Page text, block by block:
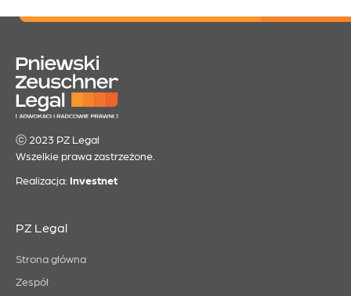
ⓒ 2023 PZ Legal
Wszelkie prawa zastrzeżone.
Realizacja: Investnet
PZ Legal
Strona główna
Zespół